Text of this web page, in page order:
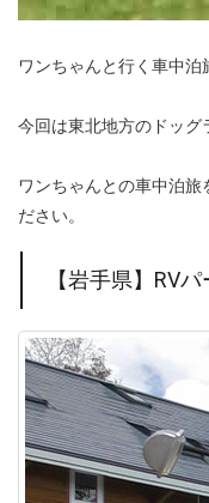
ワンちゃんと行く車中泊
今回は東北地方のドッグ
ワンちゃんとの車中泊
ださい。
【岩手県】RV